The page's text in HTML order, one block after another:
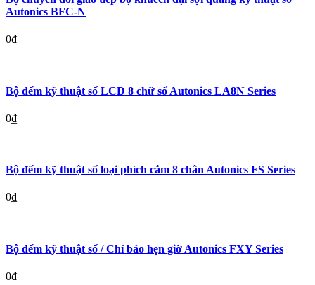
Autonics BFC-N
0₫
Bộ đếm kỹ thuật số LCD 8 chữ số Autonics LA8N Series
0₫
Bộ đếm kỹ thuật số loại phích cắm 8 chân Autonics FS Series
0₫
Bộ đếm kỹ thuật số / Chỉ báo hẹn giờ Autonics FXY Series
0₫